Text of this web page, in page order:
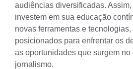
audiências diversificadas.
investem em sua educação
novas ferramentas e
posicionados para enfrentar os
as oportunidades que surgem
jornalismo.